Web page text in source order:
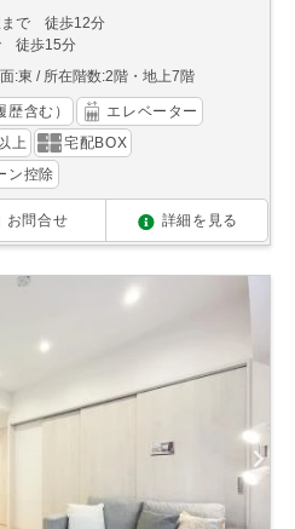
まで 徒歩12分
徒歩15分
:東 所在階数:2階・地上7階
歴含む）
エレベーター
上
宅配BOX
ン控除
お問合せ 詳細を見る